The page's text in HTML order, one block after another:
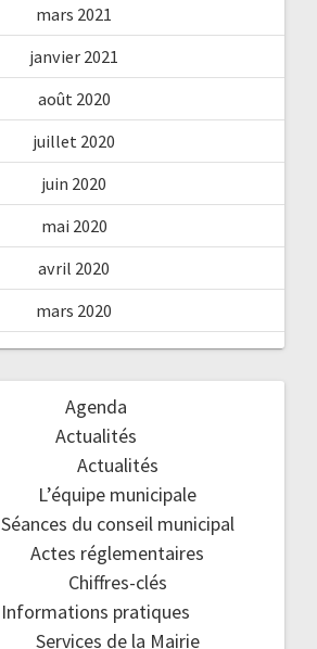
mars 2021
janvier 2021
août 2020
juillet 2020
juin 2020
mai 2020
avril 2020
mars 2020
Agenda
Actualités
Actualités
L’équipe municipale
Séances du conseil municipal
Actes réglementaires
Chiffres-clés
Informations pratiques
Services de la Mairie